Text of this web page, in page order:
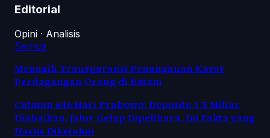
Editorial
Opini · Analisis
Semua
Menagih Transparansi Penanganan Kasus
Perdagangan Orang di Batam
Catatan 646 Hari Prabowo: Deposito 1,5 Miliar
Diabaikan, Jalur Gelap Dipelihara, Ini Fakta yang
Harus Diketahui